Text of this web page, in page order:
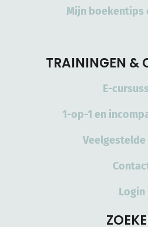
Mijn boekentips
TRAININGEN &
E-
1-op-1 en
Veelgestelde
Login